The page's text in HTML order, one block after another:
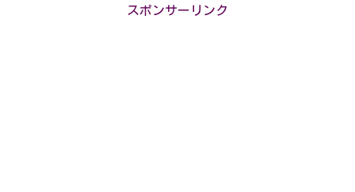
スポンサーリンク